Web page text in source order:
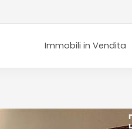
Immobili in Vendita